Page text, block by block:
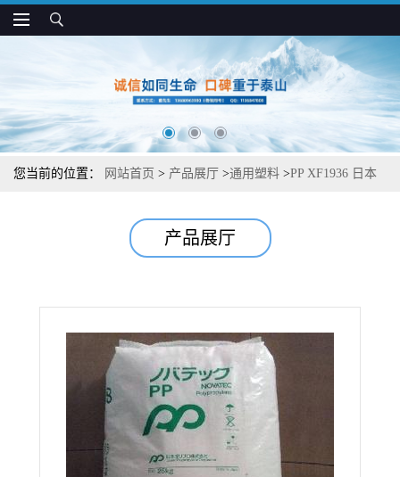
您当前的位置： 网站首页 > 产品展厅 >通用塑料 >PP XF1936 日本
产品展厅